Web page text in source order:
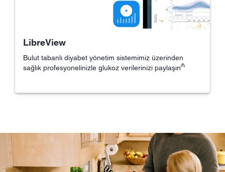
LibreView
Bulut tabanlı diyabet yönetim sistemimiz üzerinden
sağlık profesyonelinizle glukoz verilerinizi paylaşın₼